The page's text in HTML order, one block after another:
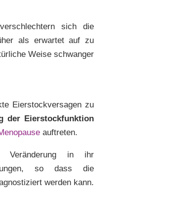
sich die
als erwartet auf zu
Weise schwanger
Eierstockversagen zu
der Eierstockfunktion
auftreten.
Veränderung in ihr
so dass die
werden kann.